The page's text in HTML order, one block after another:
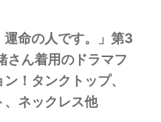
運命の人です。」第3
さん着用のドラマフ
ン！タンクトップ、
、ネックレス他